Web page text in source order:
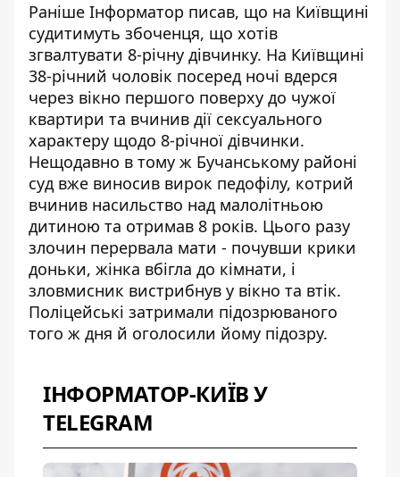
Раніше Інформатор писав, що на Київщині
судитимуть збоченця, що хотів
згвалтувати 8-річну дівчинку. На Київщині
38-річний чоловік посеред ночі вдерся
через вікно першого поверху до чужої
квартири та вчинив дії сексуального
характеру щодо 8-річної дівчинки.
Нещодавно в тому ж Бучанському районі
суд вже виносив вирок педофілу, котрий
вчинив насильство над малолітньою
дитиною та отримав 8 років. Цього разу
злочин перервала мати - почувши крики
доньки, жінка вбігла до кімнати, і
зловмисник вистрибнув у вікно та втік.
Поліцейські затримали підозрюваного
того ж дня й оголосили йому підозру.
ІНФОРМАТОР-КИЇВ У
TELEGRAM